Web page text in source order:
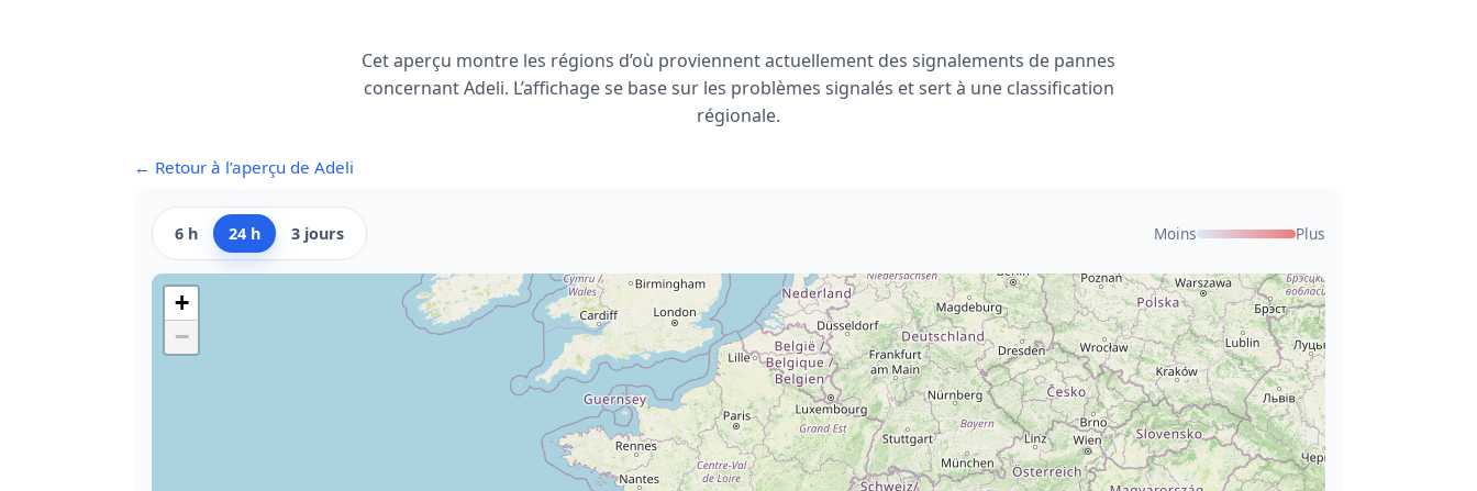
Cet aperçu montre les régions d’où proviennent actuellement des signalements de pannes
concernant Adeli. L’affichage se base sur les problèmes signalés et sert à une classification
régionale.
← Retour à l’aperçu de Adeli
6 h 24 h 3 jours Moins Plus
+
−